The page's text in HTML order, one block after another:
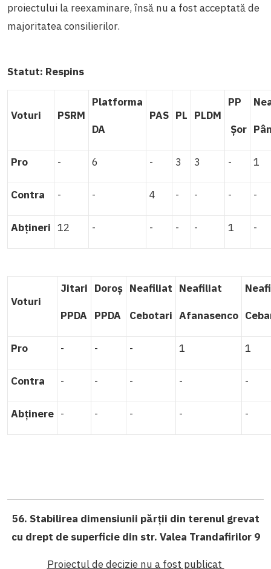
proiectului la reexaminare, însă nu a fost acceptată de
majoritatea consilierilor.
Statut: Respins
Voturi PSRM
Platforma
DA
PAS PL PLDM
PP
Șor
Pro - 6 - 3 3 - 1
Contra - - 4 - - - -
Abțineri 12 - - - - 1 -
Voturi
Jitari
PPDA
Doroș
PPDA
Neafiliat
Cebotari
Neafiliat
Afanasenco
Pro - - - 1 1
Contra - - - - -
Abținere - - - - -
56. Stabilirea dimensiunii părții din terenul grevat
cu drept de superficie din str. Valea Trandafirilor 9
Proiectul de decizie nu a fost publicat